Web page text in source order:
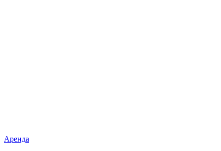
Аренда